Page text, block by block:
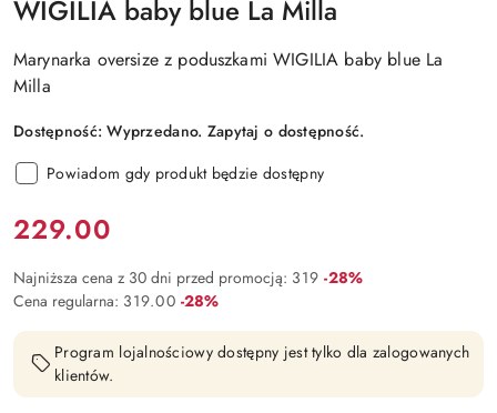
WIGILIA baby blue La Milla
Marynarka oversize z poduszkami WIGILIA baby blue La
Milla
Dostępność:Wyprzedano. Zapytaj o dostępność.
Powiadom gdy produkt będzie dostępny
Cena:
229.00
Najniższa cena z 30 dni przed promocją: 319 Rabat:
-28%
Cena regularna: 319.00 Rabat:
-28%
Program lojalnościowy dostępny jest tylko dla zalogowanych
klientów.